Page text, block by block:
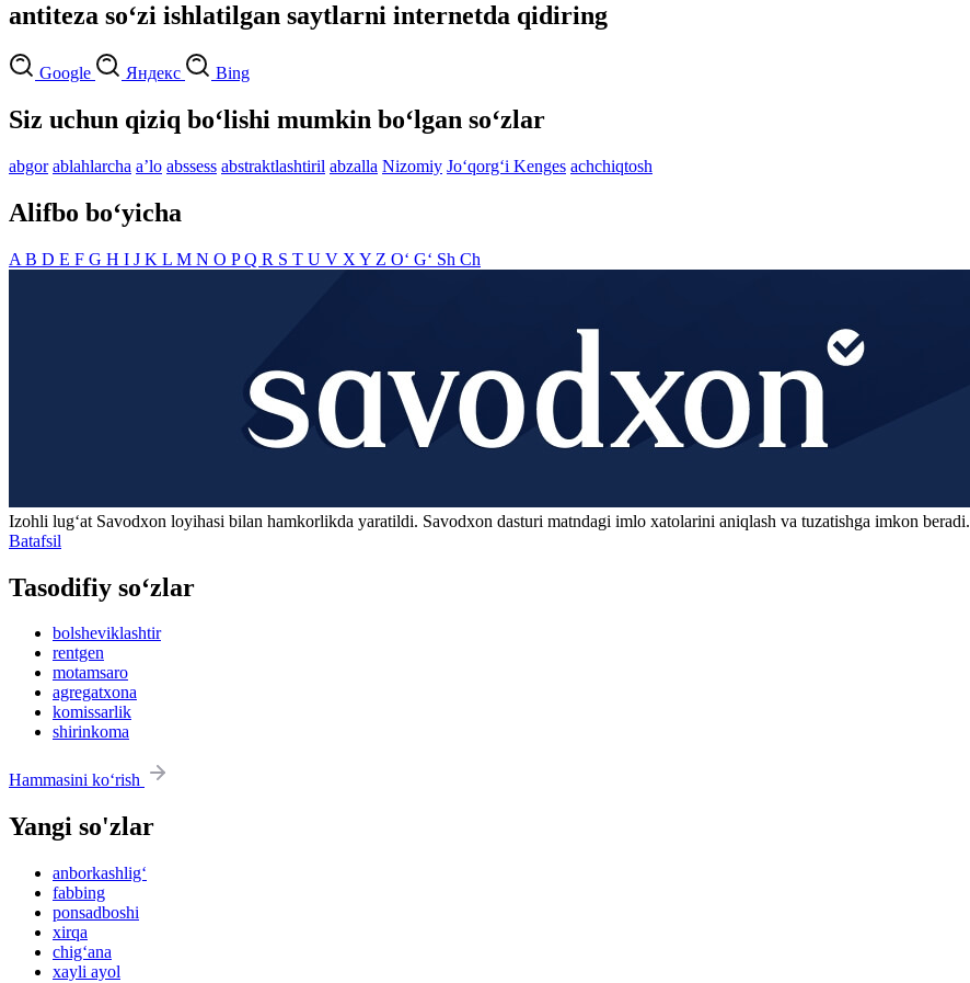
antiteza so‘zi ishlatilgan saytlarni internetda qidiring
Google Яндекс Bing
Siz uchun qiziq bo‘lishi mumkin bo‘lgan so‘zlar
abgor ablahlarcha aʼlo abssess abstraktlashtiril abzalla Nizomiy Jo‘qorg‘i Kenges achchiqtosh
Alifbo bo‘yicha
A B D E F G H I J K L M N O PQ R S T U V X Y Z O‘ G‘ Sh Ch
Izohli lugʻat Savodxon loyihasi bilan hamkorlikda yaratildi. Savodxon dasturi matndagi imlo xatolarini aniqlash va tuzatishga imkon beradi.
Batafsil
Tasodifiy so‘zlar
bolsheviklashtir
rentgen
motamsaro
agregatxona
komissarlik
shirinkoma
Hammasini ko‘rish
Yangi so'zlar
anborkashlig‘
fabbing
ponsadboshi
xirqa
chig‘ana
xayli ayol